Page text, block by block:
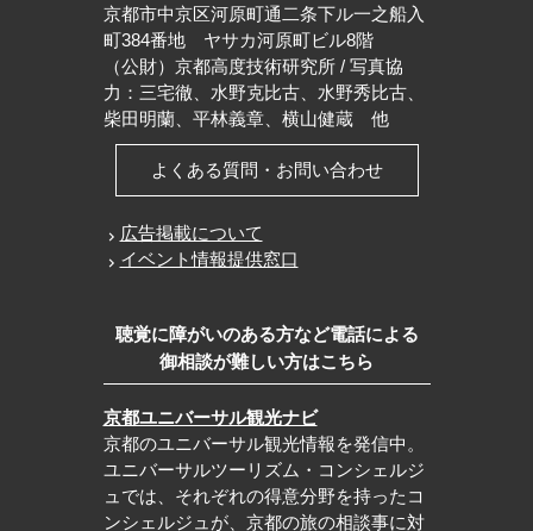
京都市中京区河原町通二条下ル一之船入
町384番地 ヤサカ河原町ビル8階
（公財）京都高度技術研究所 / 写真協
力：三宅徹、水野克比古、水野秀比古、
柴田明蘭、平林義章、横山健蔵 他
よくある質問・お問い合わせ
広告掲載について
イベント情報提供窓口
聴覚に障がいのある方など電話による
御相談が難しい方はこちら
京都ユニバーサル観光ナビ
京都のユニバーサル観光情報を発信中。
ユニバーサルツーリズム・コンシェルジ
ュでは、それぞれの得意分野を持ったコ
ンシェルジュが、京都の旅の相談事に対